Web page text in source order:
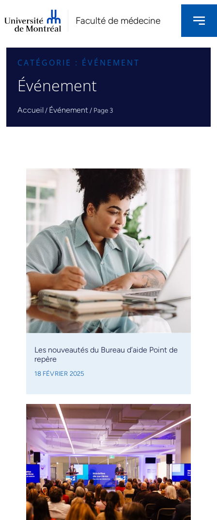
Faculté de médecine
CATÉGORIE : ÉVÉNEMENT
Événement
Accueil / Événement/ Page 3
Les nouveautés du Bureau d’aide Point de
repère
18 FÉVRIER 2025